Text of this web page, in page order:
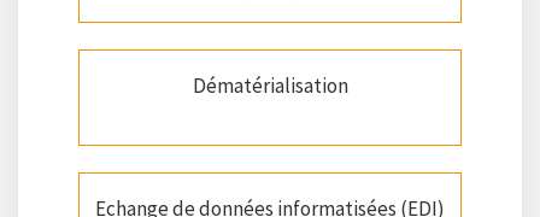
Dématérialisation
Echange de données informatisées (EDI)